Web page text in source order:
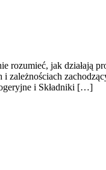
jak działają
zależnościach
i Składniki […]